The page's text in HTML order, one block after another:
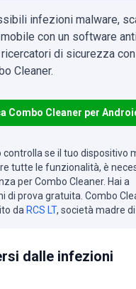
infezioni malware,
con un software
di sicurezza
Cleaner.
Combo Cleaner per
controlla se il tuo dispositivo
tutte le funzionalità, è
per Combo Cleaner. Hai a
di prova gratuita. Combo
da RCS LT, società madre di
dalle infezioni